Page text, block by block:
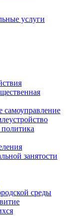
услуги
самоуправление
занятости
среды